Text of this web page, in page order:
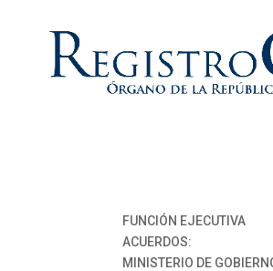
FUNCIÓN EJECUTIVA
ACUERDOS:
MINISTERIO DE